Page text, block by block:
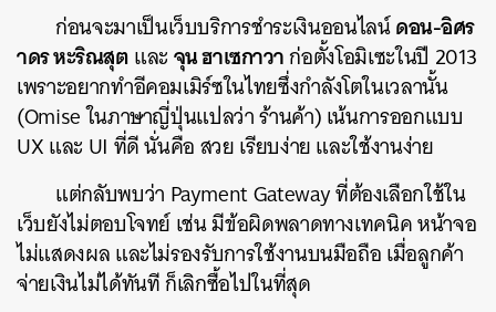
ก่อนจะมาเป็นเว็บบริการชำระเงินออนไลน์ดอน-อิศร
าดร หะริณสุตและจุน ฮาเซกาวาก่อตั้งโอมิเซะในปี 2013
เพราะอยากทำอีคอมเมิร์ซในไทยซึ่งกำลังโตในเวลานั้น
(Omise ในภาษาญี่ปุ่นแปลว่า ร้านค้า) เน้นการออกแบบ
UX และ UI ที่ดี นั่นคือ สวย เรียบง่าย และใช้งานง่าย
แต่กลับพบว่า Payment Gateway ที่ต้องเลือกใช้ใน
เว็บยังไม่ตอบโจทย์ เช่น มีข้อผิดพลาดทางเทคนิค หน้าจอ
ไม่แสดงผล และไม่รองรับการใช้งานบนมือถือ เมื่อลูกค้า
จ่ายเงินไม่ได้ทันที ก็เลิกซื้อไปในที่สุด